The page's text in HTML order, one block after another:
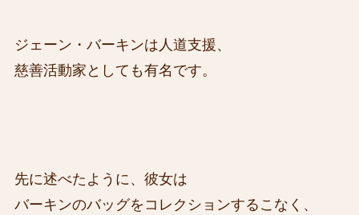
ジェーン・バーキンは人道支援、
慈善活動家としても有名です。
先に述べたように、彼女は
バーキンのバッグをコレクションするこなく、